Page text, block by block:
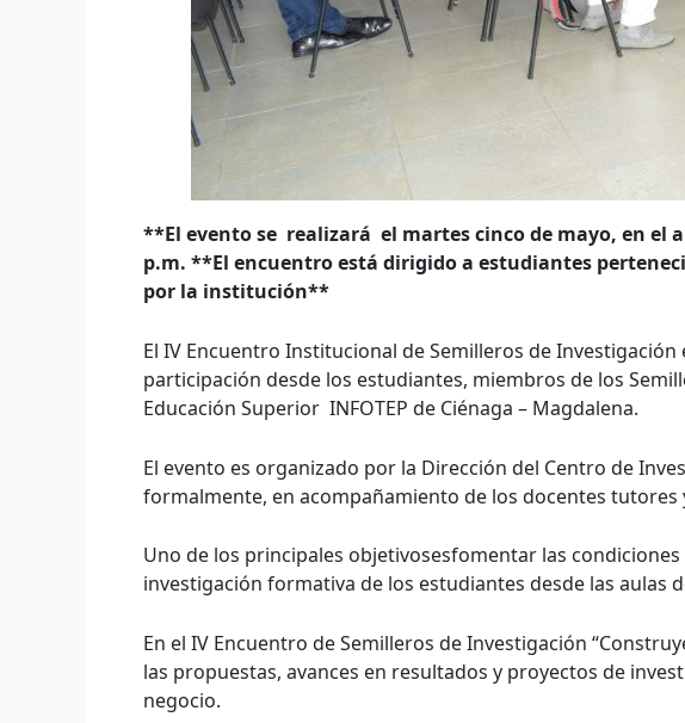
**El evento se realizará el martes cinco de mayo, en el
p.m. **El encuentro está dirigido a estudiantes
por la institución**
El IV Encuentro Institucional de Semilleros de
participación desde los estudiantes, miembros de los
Educación Superior INFOTEP de Ciénaga – Magdalena.
El evento es organizado por la Dirección del Centro de
formalmente, en acompañamiento de los docentes
Uno de los principales objetivosesfomentar las
investigación formativa de los estudiantes desde las aulas
En el IV Encuentro de Semilleros de Investigación
las propuestas, avances en resultados y proyectos de
negocio.